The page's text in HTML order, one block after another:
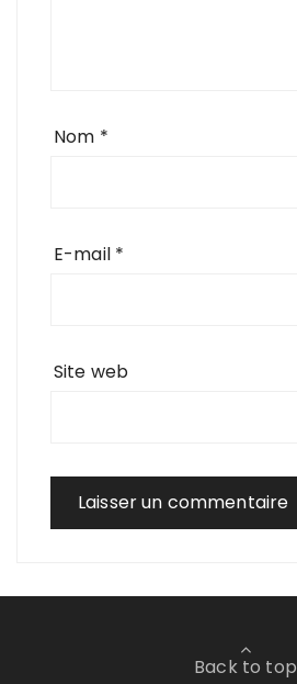
Nom *
E-mail *
Site web
Back to top